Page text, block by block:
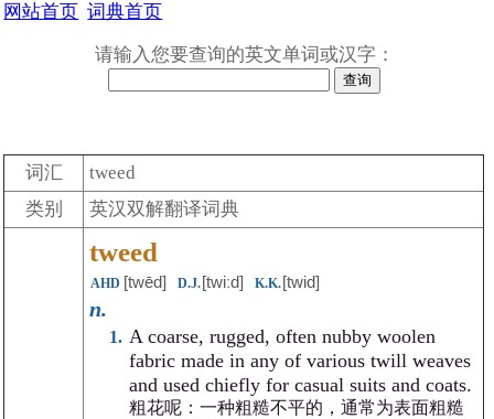
网站首页 词典首页
请输入您要查询的英文单词或汉字：
词汇
tweed
类别
英汉双解翻译词典
tweed
AHD [twēd] D.J.[twiːd] K.K.[twid]
n.
A coarse, rugged, often nubby woolen
fabric made in any of various twill weaves
and used chiefly for casual suits and coats.
粗花呢：一种粗糙不平的，通常为表面粗糙